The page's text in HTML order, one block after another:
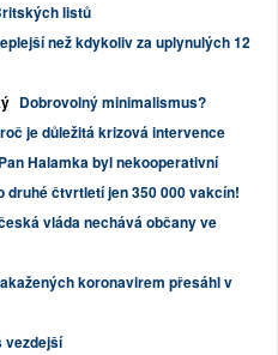
listů
než kdykoliv za uplynulých 12
Dobrovolný minimalismus?
je důležitá krizová intervence
Halamka byl nekooperativní
druhé čtvrtletí jen 350 000 vakcín!
vláda nechává občany ve
koronavirem přesáhl v
vezdejší